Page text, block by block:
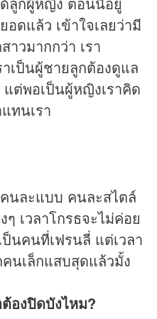
ดแล้ว เข้าใจเลยว่ามี
าวมากกว่า เรา
เป็นผู้ชายลูกต้องดูแล
ต่พอเป็นผู้หญิงเราคิด
ทนเรา
นละแบบ คนละสไตล์
เวลาโกรธจะไม่ค่อย
นคนที่เฟรนลี่ แต่เวลา
นเล็กแสบสุดแล้วมั้ง
องปิดบังไหม?